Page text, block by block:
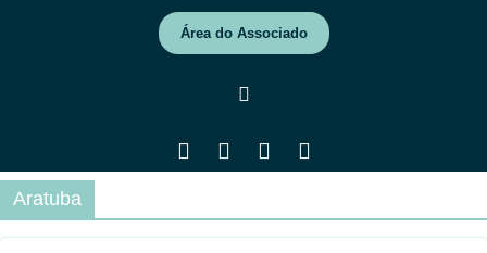
Área do Associado
Aratuba